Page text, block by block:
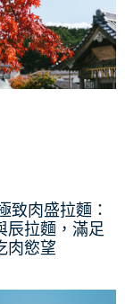
致肉盛拉麵：
辰拉麵，滿足
肉慾望